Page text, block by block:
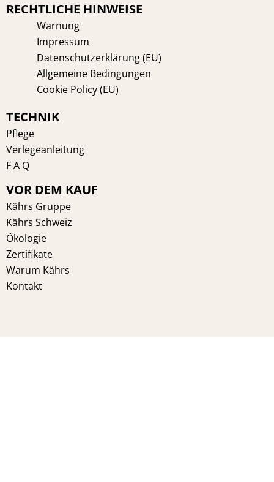
RECHTLICHE HINWEISE
Warnung
Impressum
Datenschutzerklärung (EU)
Allgemeine Bedingungen
Cookie Policy (EU)
TECHNIK
Pflege
Verlegeanleitung
F A Q
VOR DEM KAUF
Kährs Gruppe
Kährs Schweiz
Ökologie
Zertifikate
Warum Kährs
Kontakt